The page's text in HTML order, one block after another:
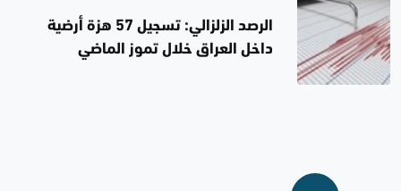
الرصد الزلزالي: تسجيل 57 هزة أرضية
داخل العراق خلال تموز الماضي